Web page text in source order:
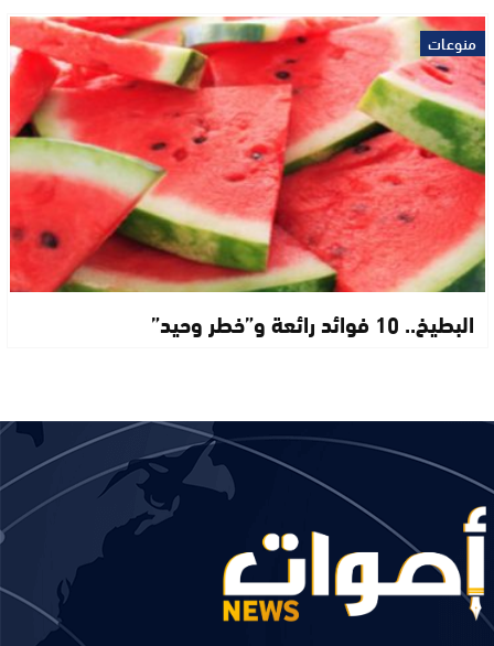
منوعات
البطيخ.. 10 فوائد رائعة و”خطر وحيد”